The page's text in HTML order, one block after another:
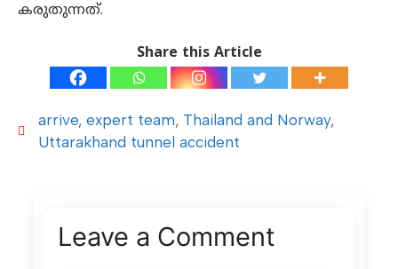
കരുതുന്നത്.
Share this Article
arrive, expert team, Thailand and Norway,
Uttarakhand tunnel accident
Leave a Comment